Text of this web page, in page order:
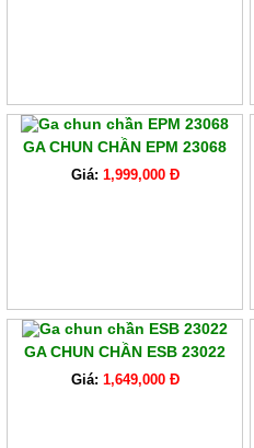
GA CHUN CHẦN EPM 23068
Giá: 1,999,000 Đ
GA CHUN CHẦN ESB 23022
Giá: 1,649,000 Đ